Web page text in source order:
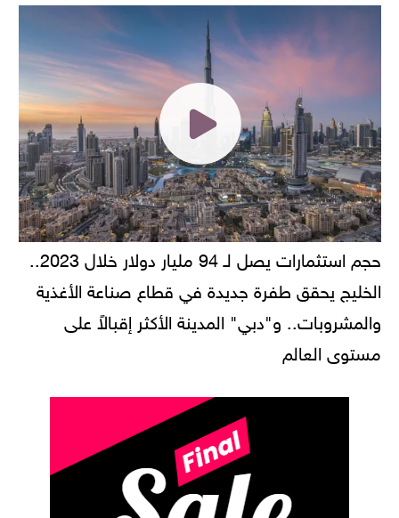
حجم استثمارات يصل لـ 94 مليار دولار خلال 2023..
الخليج يحقق طفرة جديدة في قطاع صناعة الأغذية
والمشروبات.. و"دبي" المدينة الأكثر إقبالاً على
مستوى العالم